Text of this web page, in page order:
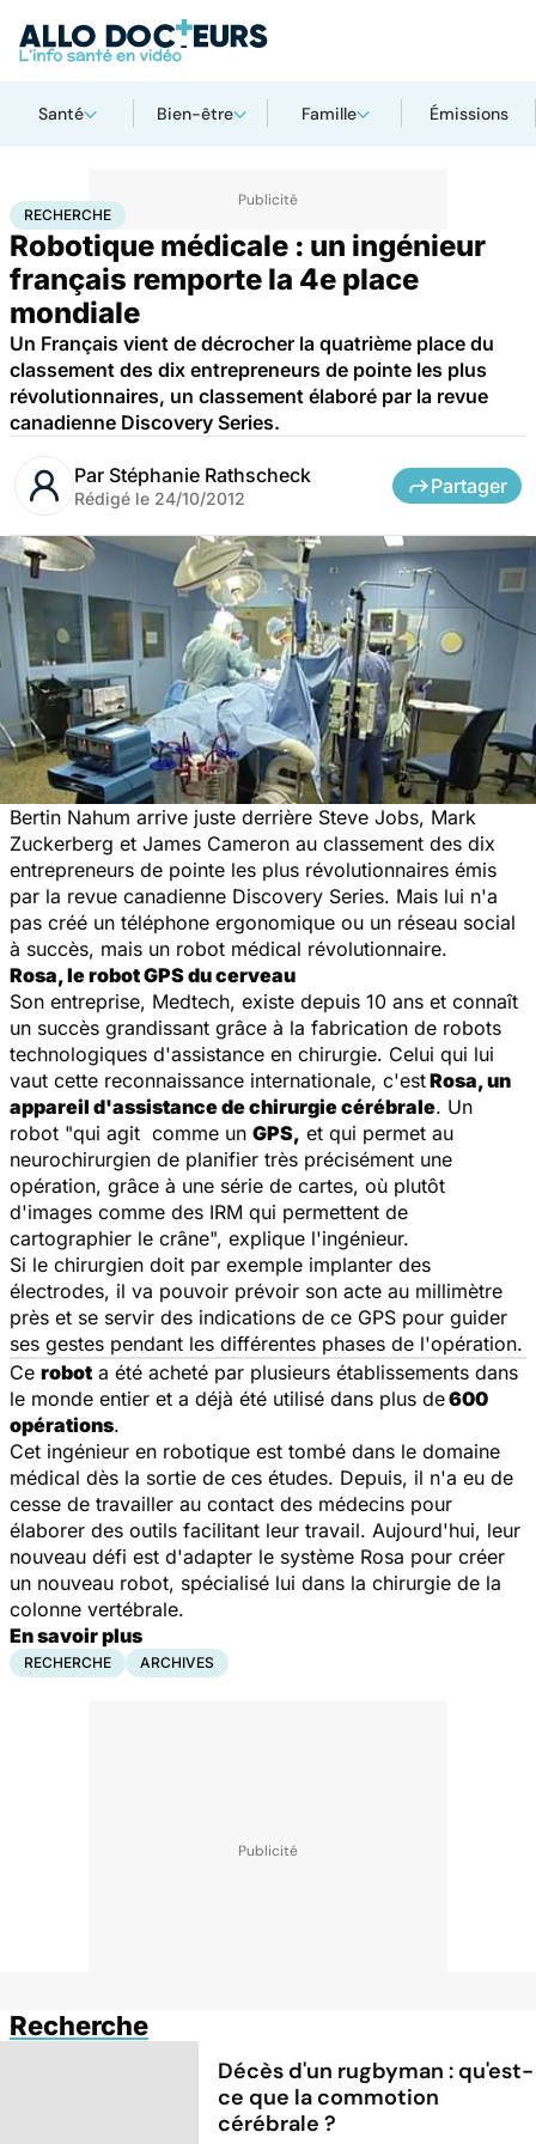
Santé Bien-être Famille Émissions
AccueilSantéMaladies Recherche
RECHERCHE
Robotique médicale : un ingénieur
français remporte la 4e place
mondiale
Un Français vient de décrocher la quatrième place du
classement des dix entrepreneurs de pointe les plus
révolutionnaires, un classement élaboré par la revue
canadienne Discovery Series.
Par Stéphanie Rathscheck
Rédigé le 24/10/2012
Partager
Bertin Nahum arrive juste derrière Steve Jobs, Mark
Zuckerberg et James Cameron au classement des dix
entrepreneurs de pointe les plus révolutionnaires émis
par la revue canadienne Discovery Series. Mais lui n'a
pas créé un téléphone ergonomique ou un réseau social
à succès, mais un robot médical révolutionnaire.
Rosa, le robot GPS du cerveau
Son entreprise, Medtech, existe depuis 10 ans et connaît
un succès grandissant grâce à la fabrication de robots
technologiques d'assistance en chirurgie. Celui qui lui
vaut cette reconnaissance internationale, c'estRosa, un
appareil d'assistance de chirurgie cérébrale. Un
robot "qui agit comme un GPS, et qui permet au
neurochirurgien de planifier très précisément une
opération, grâce à une série de cartes, où plutôt
d'images comme des IRM qui permettent de
cartographier le crâne", explique l'ingénieur.
Si le chirurgien doit par exemple implanter des
électrodes, il va pouvoir prévoir son acte au millimètre
près et se servir des indications de ce GPS pour guider
ses gestes pendant les différentes phases de l'opération.
Ce robot a été acheté par plusieurs établissements dans
le monde entier et a déjà été utilisé dans plus de600
opérations.
Cet ingénieur en robotique est tombé dans le domaine
médical dès la sortie de ces études. Depuis, il n'a eu de
cesse de travailler au contact des médecins pour
élaborer des outils facilitant leur travail. Aujourd'hui, leur
nouveau défi est d'adapter le système Rosa pour créer
un nouveau robot, spécialisé lui dans la chirurgie de la
colonne vertébrale.
En savoir plus
RECHERCHE ARCHIVES
Recherche
Décès d'un rugbyman : qu'est-
ce que la commotion
cérébrale ?